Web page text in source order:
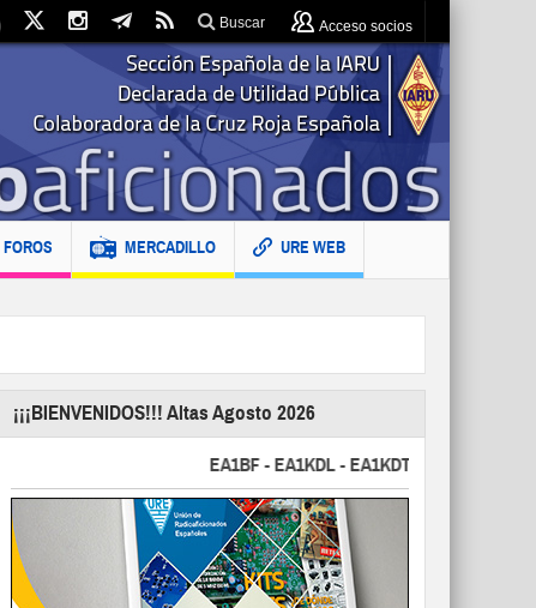
Buscar Acceso socios
FOROS MERCADILLO URE WEB
¡¡¡BIENVENIDOS!!! Altas Agosto 2026
EA1BF - EA1KDL - EA1KDT - EA2FBJ -